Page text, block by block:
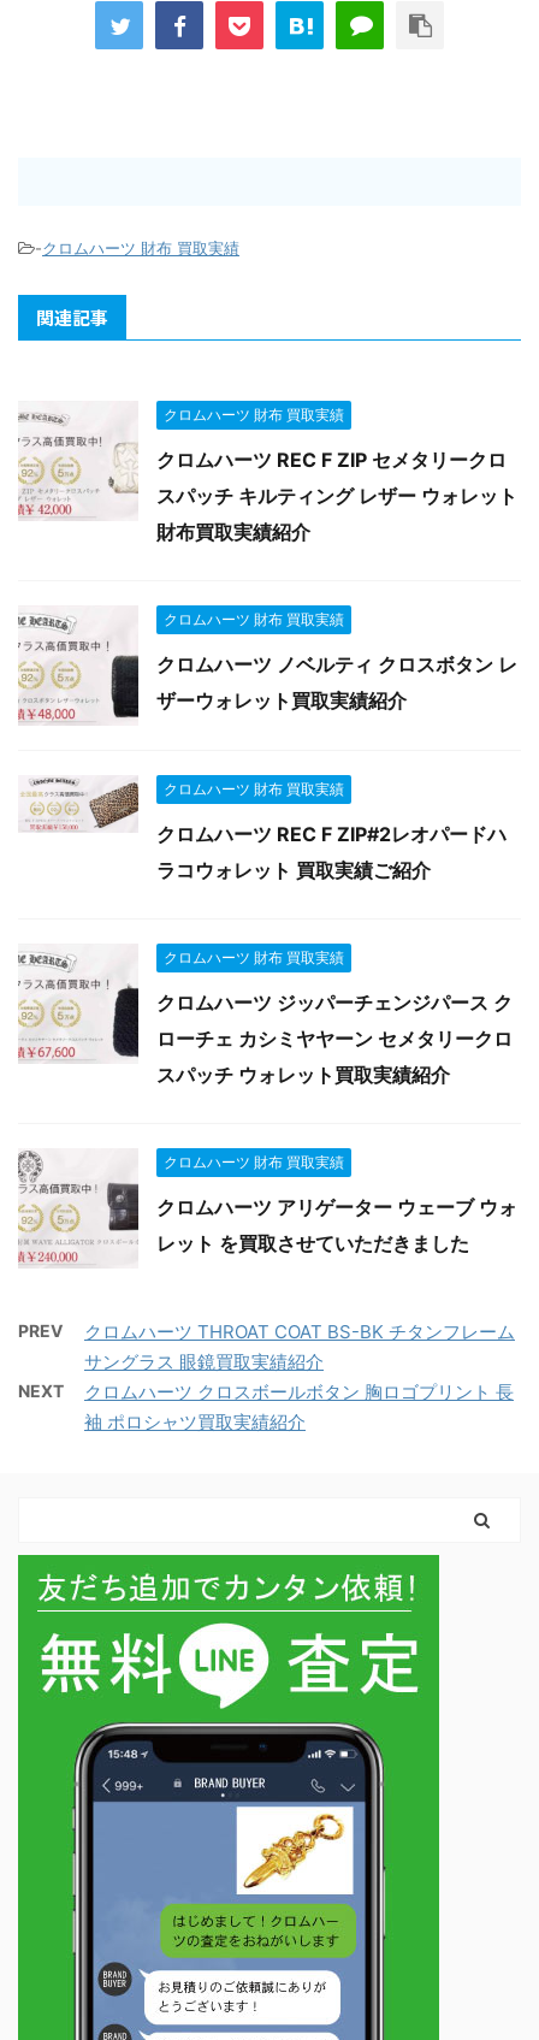
-クロムハーツ 財布 買取実績
関連記事
クロムハーツ 財布 買取実績
クロムハーツ REC F ZIP セメタリークロ
スパッチ キルティング レザー ウォレット
財布買取実績紹介
クロムハーツ 財布 買取実績
クロムハーツ ノベルティ クロスボタン レ
ザーウォレット買取実績紹介
クロムハーツ 財布 買取実績
クロムハーツ REC F ZIP#2レオパードハ
ラコウォレット 買取実績ご紹介
クロムハーツ 財布 買取実績
クロムハーツ ジッパーチェンジパース ク
ローチェ カシミヤヤーン セメタリークロ
スパッチ ウォレット買取実績紹介
クロムハーツ 財布 買取実績
クロムハーツ アリゲーター ウェーブ ウォ
レット を買取させていただきました
PREV
クロムハーツ THROAT COAT BS-BK チタンフレーム
サングラス 眼鏡買取実績紹介
NEXT
クロムハーツ クロスボールボタン 胸ロゴプリント 長
袖 ポロシャツ買取実績紹介